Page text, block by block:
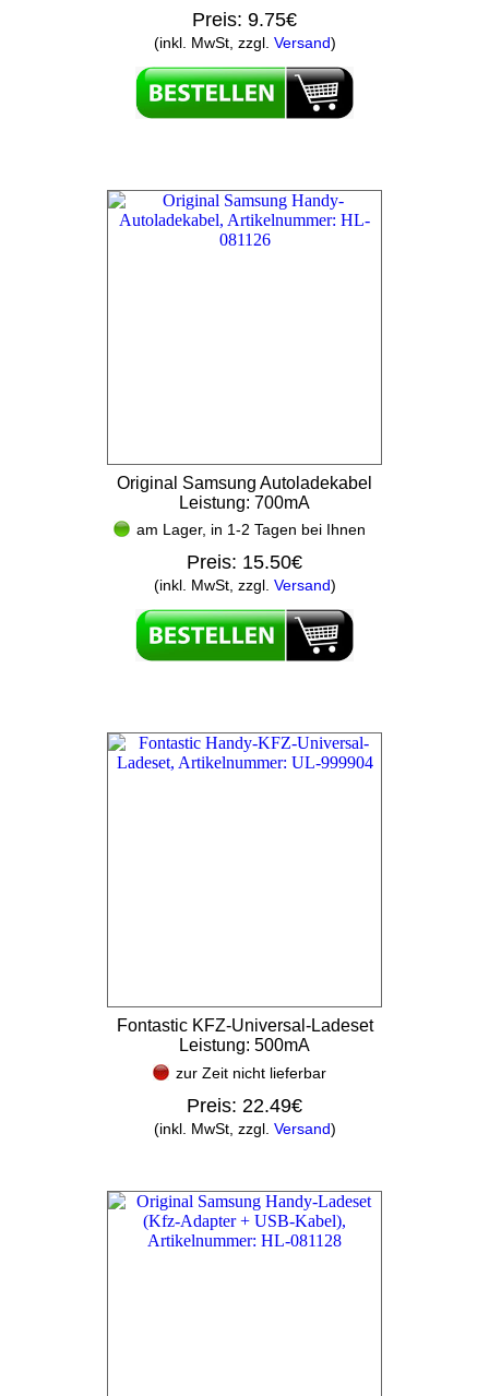
Preis: 9.75€
(inkl. MwSt, zzgl. Versand)
Original Samsung Autoladekabel
Leistung: 700mA
am Lager, in 1-2 Tagen bei Ihnen
Preis: 15.50€
(inkl. MwSt, zzgl. Versand)
Fontastic KFZ-Universal-Ladeset
Leistung: 500mA
zur Zeit nicht lieferbar
Preis: 22.49€
(inkl. MwSt, zzgl. Versand)